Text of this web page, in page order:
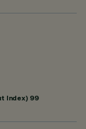
Index) 99